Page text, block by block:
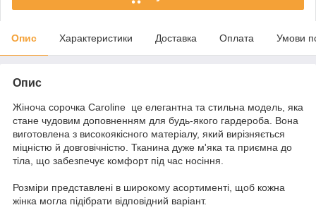
Опис Характеристики Доставка Оплата Умови
Опис
Жіноча сорочка Caroline це елегантна та стильна модель, яка
стане чудовим доповненням для будь-якого гардероба. Вона
виготовлена з високоякісного матеріалу, який вирізняється
міцністю й довговічністю. Тканина дуже м'яка та приємна до
тіла, що забезпечує комфорт під час носіння.
Розміри представлені в широкому асортименті, щоб кожна
жінка могла підібрати відповідний варіант.